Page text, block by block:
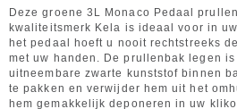
Deze groene 3L Monaco Pedaal
kwaliteitsmerk Kela is ideaal voor in
het pedaal hoeft u nooit rechtstreeks
met uw handen. De prullenbak legen
uitneembare zwarte kunststof binnen
te pakken en verwijder hem uit het
hem gemakkelijk deponeren in uw